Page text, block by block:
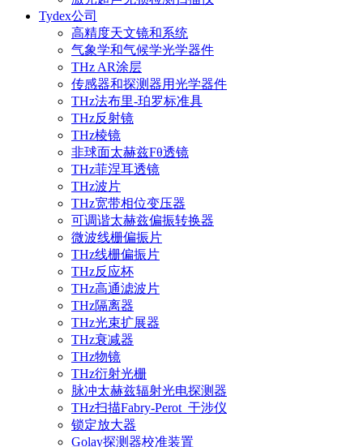
Tydex公司
高精度天文镜和系统
气象学和气候学光学器件
THz AR涂层
传感器和探测器用光学器件
THz法布里-珀罗标准具
THz反射镜
THz棱镜
非球面太赫兹Fθ透镜
THz菲涅耳透镜
THz波片
THz宽带相位变压器
可调谐太赫兹偏振转换器
微波线栅偏振片
THz线栅偏振片
THz反应杯
THz高通滤波片
THz隔离器
THz光束扩展器
THz衰减器
THz物镜
THz衍射光栅
脉冲太赫兹辐射光电探测器
THz扫描Fabry-Perot_干涉仪
锁定放大器
Golay探测器校准装置